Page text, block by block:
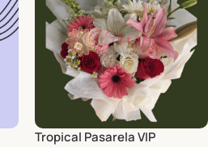
Tropical Pasarela VIP